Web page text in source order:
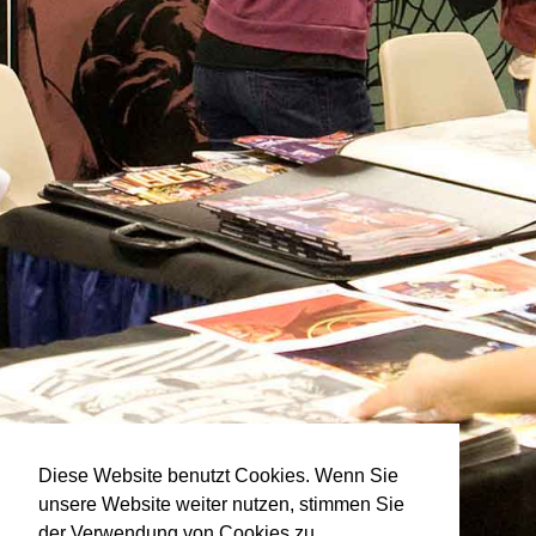
Diese Website benutzt Cookies. Wenn Sie
unsere Website weiter nutzen, stimmen Sie